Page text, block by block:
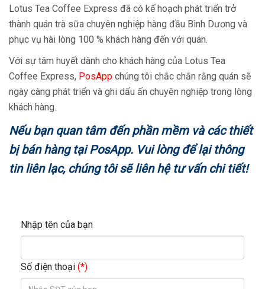
Lotus Tea Coffee Express đã có kế hoạch phát triển trở
thành quán trà sữa chuyên nghiệp hàng đầu Bình Dương và
phục vụ hài lòng 100 % khách hàng đến với quán.
Với sự tâm huyết dành cho khách hàng của Lotus Tea
Coffee Express, PosApp chúng tôi chắc chắn rằng quán sẽ
ngày càng phát triển và ghi dấu ấn chuyên nghiệp trong lòng
khách hàng.
Nếu bạn quan tâm đến phần mềm và các thiết
bị bán hàng tại PosApp. Vui lòng để lại thông
tin liên lạc, chúng tôi sẽ liên hệ tư vấn chi tiết!
Nhập tên của bạn
Số điện thoại (*)